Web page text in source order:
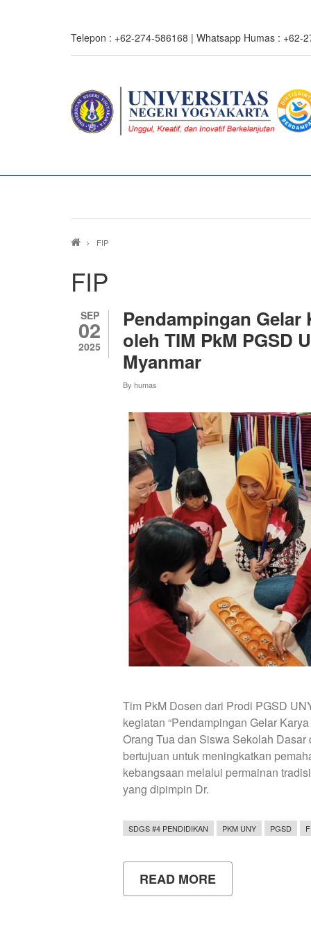
Telepon : +62-274-586168 | Whatsapp Humas : +62-
Breadcrumb
FIP
FIP
SEP
02
2025
Pendampingan Gelar
oleh TIM PkM PGSD
Myanmar
By humas
Tim PkM Dosen dari Prodi PGSD
kegiatan “Pendampingan Gelar
Orang Tua dan Siswa Sekolah
bertujuan untuk meningkatkan
kebangsaan melalui permainan
yang dipimpin Dr.
SDGS #4 PENDIDIKAN PKM UNY PGSD
READ MORE
PENDAMPINGAN